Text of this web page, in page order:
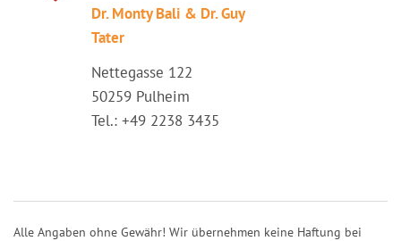
Dr. Monty Bali & Dr. Guy
Tater
Nettegasse 122
50259 Pulheim
Tel.: +49 2238 3435
Alle Angaben ohne Gewähr! Wir übernehmen keine Haftung bei